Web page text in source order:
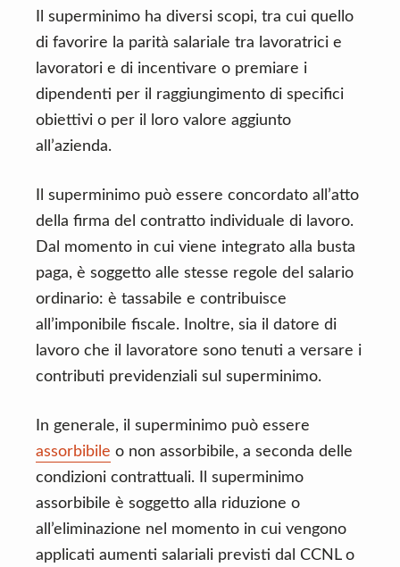
Il superminimo ha diversi scopi, tra cui quello
di favorire la parità salariale tra lavoratrici e
lavoratori e di incentivare o premiare i
dipendenti per il raggiungimento di specifici
obiettivi o per il loro valore aggiunto
all’azienda.
Il superminimo può essere concordato all’atto
della firma del contratto individuale di lavoro.
Dal momento in cui viene integrato alla busta
paga, è soggetto alle stesse regole del salario
ordinario: è tassabile e contribuisce
all’imponibile fiscale. Inoltre, sia il datore di
lavoro che il lavoratore sono tenuti a versare i
contributi previdenziali sul superminimo.
In generale, il superminimo può essere
assorbibile o non assorbibile, a seconda delle
condizioni contrattuali. Il superminimo
assorbibile è soggetto alla riduzione o
all’eliminazione nel momento in cui vengono
applicati aumenti salariali previsti dal CCNL o